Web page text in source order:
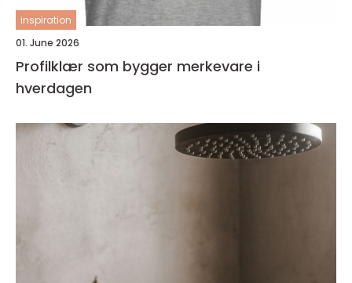
inspiration
01. June 2026
Profilklær som bygger merkevare i
hverdagen